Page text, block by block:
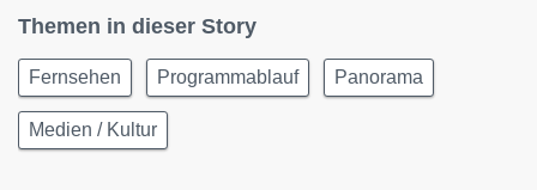
Themen in dieser Story
Fernsehen Programmablauf Panorama
Medien / Kultur